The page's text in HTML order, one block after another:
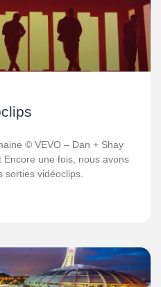
© VEVO – Dan + Shay
Encore une fois, nous avons
sorties vidéoclips.